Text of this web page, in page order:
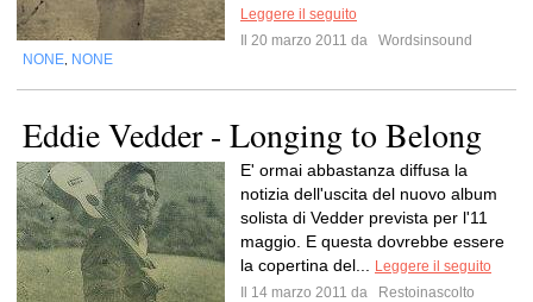
Leggere il seguito
Il 20 marzo 2011 da
Wordsinsound
NONE NONE
Eddie Vedder - Longing to Belong
E' ormai abbastanza diffusa la
notizia dell'uscita del nuovo album
solista di Vedder prevista per l'11
maggio. E questa dovrebbe essere
la copertina del...
Leggere il seguito
Il 14 marzo 2011 da
Restoinascolto